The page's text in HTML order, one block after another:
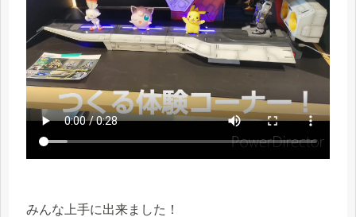
みんな上手に出来ました！